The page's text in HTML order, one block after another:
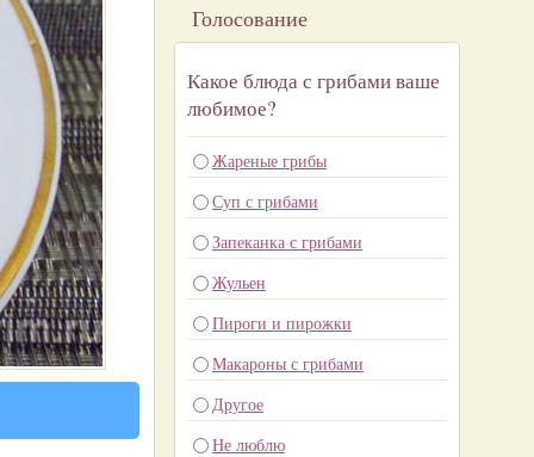
Голосование
Какое блюда с грибами ваше
любимое?
Жареные грибы
Суп с грибами
Запеканка с грибами
Жульен
Пироги и пирожки
Макароны с грибами
Другое
Не люблю